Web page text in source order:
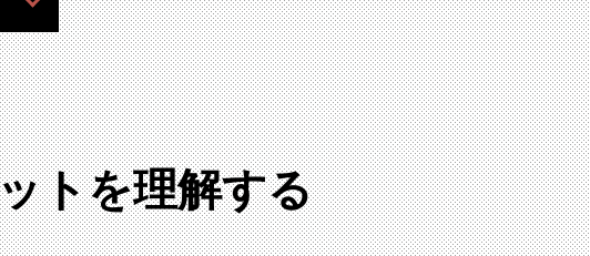
トを理解する